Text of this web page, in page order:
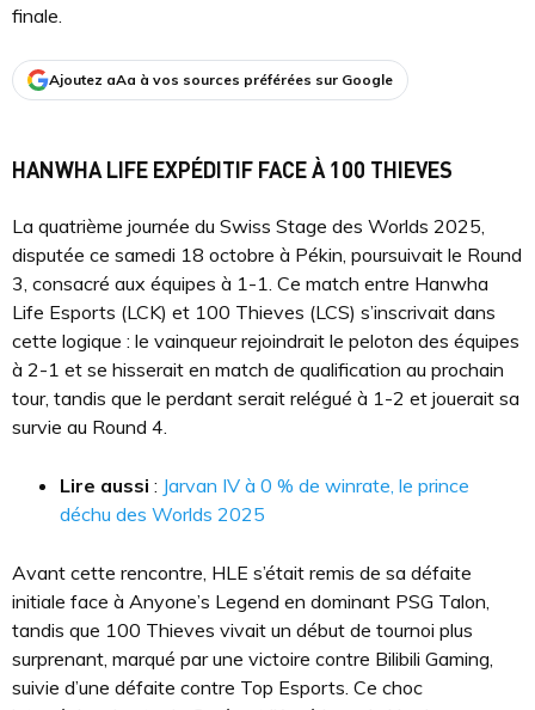
finale.
Ajoutez aAa à vos sources préférées sur Google
HANWHA LIFE EXPÉDITIF FACE À 100 THIEVES
La quatrième journée du Swiss Stage des Worlds 2025,
disputée ce samedi 18 octobre à Pékin, poursuivait le Round
3, consacré aux équipes à 1-1. Ce match entre Hanwha
Life Esports (LCK) et 100 Thieves (LCS) s’inscrivait dans
cette logique : le vainqueur rejoindrait le peloton des équipes
à 2-1 et se hisserait en match de qualification au prochain
tour, tandis que le perdant serait relégué à 1-2 et jouerait sa
survie au Round 4.
Lire aussi : Jarvan IV à 0 % de winrate, le prince
déchu des Worlds 2025
Avant cette rencontre, HLE s’était remis de sa défaite
initiale face à Anyone’s Legend en dominant PSG Talon,
tandis que 100 Thieves vivait un début de tournoi plus
surprenant, marqué par une victoire contre Bilibili Gaming,
suivie d’une défaite contre Top Esports. Ce choc